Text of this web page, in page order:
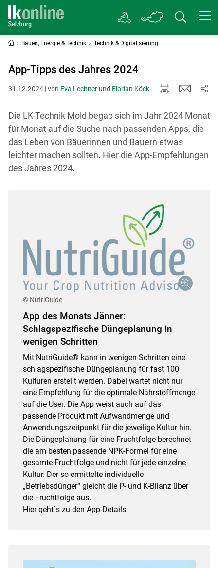
Bauen, Energie & Technik Technik & Digitalisierung
App-Tipps des Jahres 2024
31.12.2024 | von Eva Lechner und Florian Köck
Die LK-Technik Mold begab sich im Jahr 2024 Monat
für Monat auf die Suche nach passenden Apps, die
das Leben von Bäuerinnen und Bauern etwas
leichter machen sollten. Hier die App-Empfehlungen
des Jahres 2024.
© NutriGuide
App des Monats Jänner:
Schlagspezifische Düngeplanung in
wenigen Schritten
Mit NutriGuide® kann in wenigen Schritten eine
schlagspezifische Düngeplanung für fast 100
Kulturen erstellt werden. Dabei wartet nicht nur
eine Empfehlung für die optimale Nährstoffmenge
auf die User. Die App weist auch auf das
passende Produkt mit Aufwandmenge und
Anwendungszeitpunkt für die jeweilige Kultur hin.
Die Düngeplanung für eine Fruchtfolge berechnet
die am besten passende NPK-Formel für eine
gesamte Fruchtfolge und nicht für jede einzelne
Kultur. Der so ermittelte individuelle
„Betriebsdünger“ gleicht die P- und K-Bilanz über
die Fruchtfolge aus.
Hier geht´s zu den App-Details.